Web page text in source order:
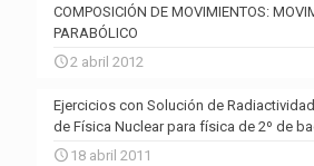
COMPOSICIÓN DE MOVIMIENTOS:
PARABÓLICO
2 abril 2012
Ejercicios con Solución de
de Física Nuclear para física de 2º de
18 abril 2011